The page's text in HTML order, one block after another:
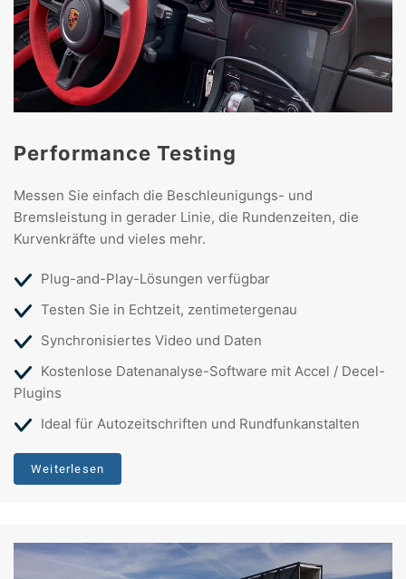
Performance Testing
Messen Sie einfach die Beschleunigungs- und
Bremsleistung in gerader Linie, die Rundenzeiten, die
Kurvenkräfte und vieles mehr.
Plug-and-Play-Lösungen verfügbar
Testen Sie in Echtzeit, zentimetergenau
Synchronisiertes Video und Daten
Kostenlose Datenanalyse-Software mit Accel / Decel-
Plugins
Ideal für Autozeitschriften und Rundfunkanstalten
Weiterlesen